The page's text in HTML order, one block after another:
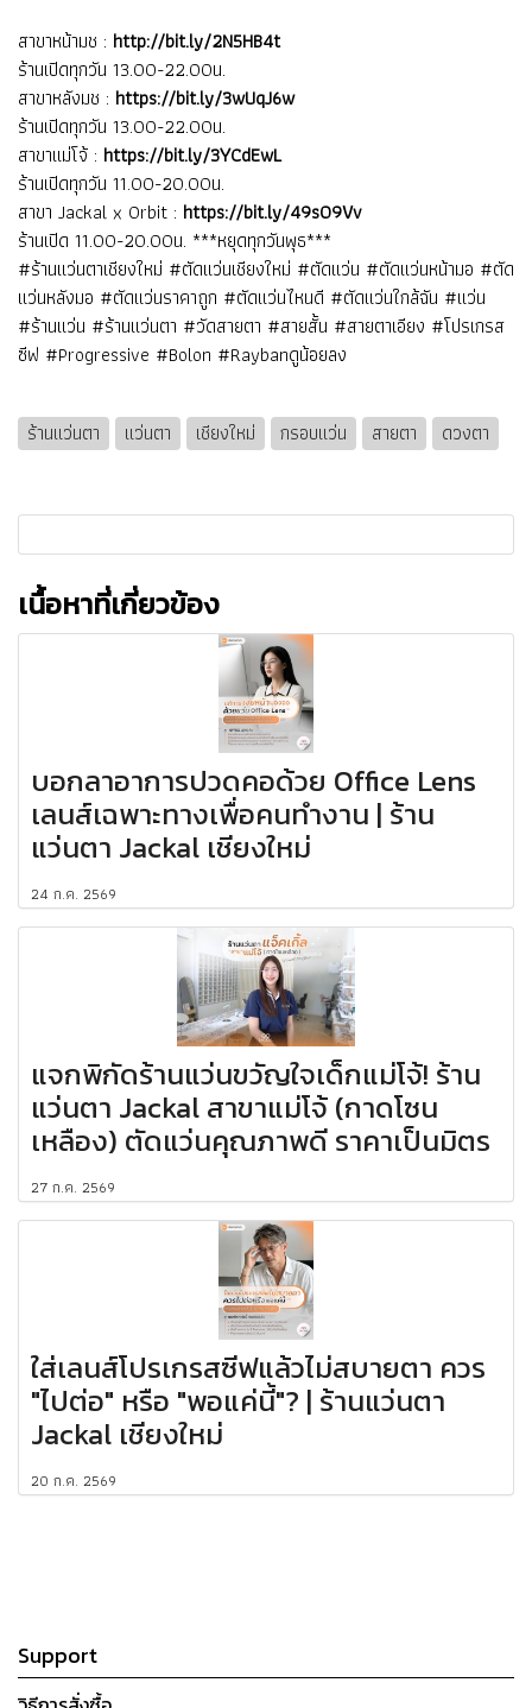
สาขาหน้ามช : http://bit.ly/2N5HB4t
ร้านเปิดทุกวัน 13.00-22.00น.
สาขาหลังมช : https://bit.ly/3wUqJ6w
ร้านเปิดทุกวัน 13.00-22.00น.
สาขาแม่โจ้ : https://bit.ly/3YCdEwL
ร้านเปิดทุกวัน 11.00-20.00น.
สาขา Jackal x Orbit : https://bit.ly/49s09Vv
ร้านเปิด 11.00-20.00น. ***หยุดทุกวันพุธ***
#ร้านแว่นตาเชียงใหม่ #ตัดแว่นเชียงใหม่ #ตัดแว่น #ตัดแว่นหน้ามอ #ตัด
แว่นหลังมอ #ตัดแว่นราคาถูก #ตัดแว่นไหนดี #ตัดแว่นใกล้ฉัน #แว่น
#ร้านแว่น #ร้านแว่นตา #วัดสายตา #สายสั้น #สายตาเอียง #โปรเกรส
ซีฟ #Progressive #Bolon #Raybanดูน้อยลง
ร้านแว่นตา แว่นตา เชียงใหม่ กรอบแว่น สายตา ดวงตา
เนื้อหาที่เกี่ยวข้อง
บอกลาอาการปวดคอด้วย Office Lens
เลนส์เฉพาะทางเพื่อคนทำงาน | ร้าน
แว่นตา Jackal เชียงใหม่
24 ก.ค. 2569
แจกพิกัดร้านแว่นขวัญใจเด็กแม่โจ้! ร้าน
แว่นตา Jackal สาขาแม่โจ้ (กาดโซน
เหลือง) ตัดแว่นคุณภาพดี ราคาเป็นมิตร
27 ก.ค. 2569
ใส่เลนส์โปรเกรสซีฟแล้วไม่สบายตา ควร
"ไปต่อ" หรือ "พอแค่นี้"? | ร้านแว่นตา
Jackal เชียงใหม่
20 ก.ค. 2569
Support